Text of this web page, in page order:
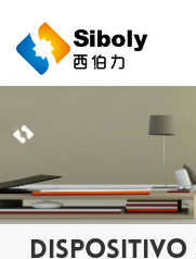
DISPOSITIVO